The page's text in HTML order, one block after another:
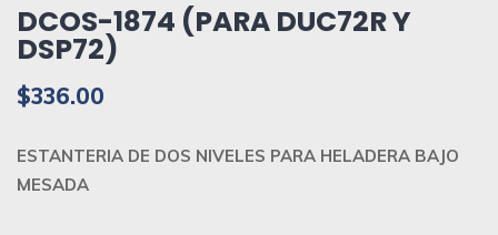
DCOS-1874 (PARA DUC72R Y
DSP72)
$336.00
ESTANTERIA DE DOS NIVELES PARA HELADERA BAJO
MESADA